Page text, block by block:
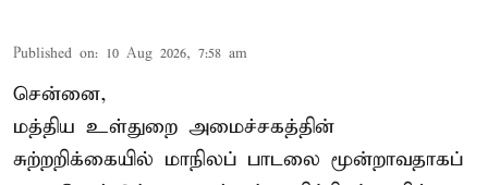
Published on: 10 Aug 2026, 7:58 am
சென்னை,
மத்திய உள்துறை அமைச்சகத்தின்
சுற்றறிக்கையில் மாநிலப் பாடலை மூன்றாவதாகப்